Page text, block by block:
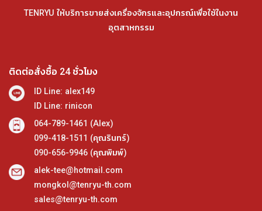
TENRYU ให้บริการขายส่งเครื่องจักรและอุปกรณ์เพื่อใช้ในงาน
อุตสาหกรรม
ติดต่อสั่งซื้อ 24 ชั่วโมง
ID Line: alex149
ID Line: rinicon
064-789-1461 (Alex)
099-418-1511 (คุณรินทร์)
090-656-9946 (คุณพิมพ์)
alek-tee@hotmail.com
mongkol@tenryu-th.com
sales@tenryu-th.com